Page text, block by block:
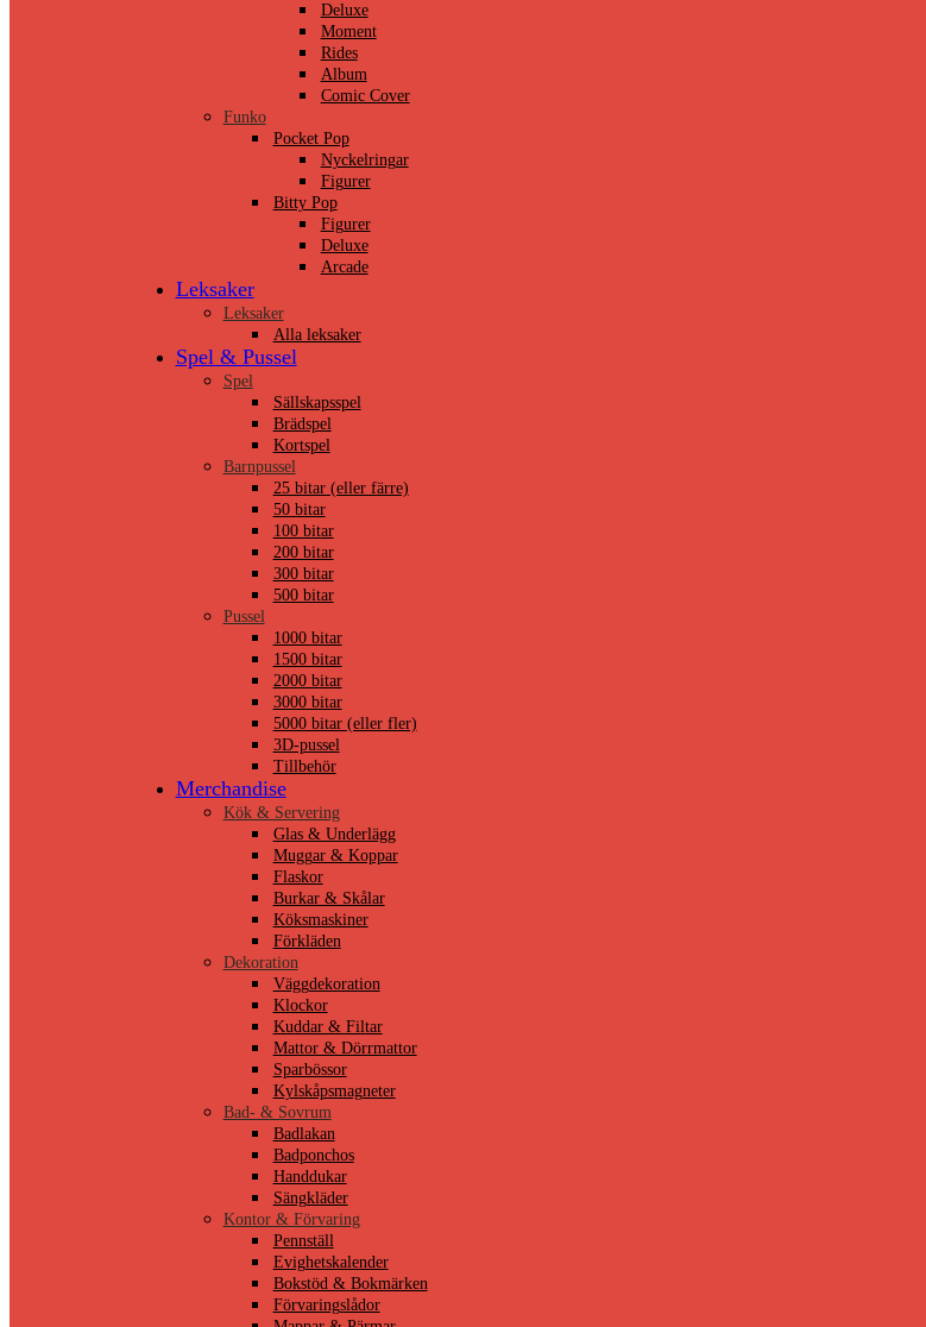
Deluxe
Moment
Rides
Album
Comic Cover
Funko
Pocket Pop
Nyckelringar
Figurer
Bitty Pop
Figurer
Deluxe
Arcade
Leksaker
Leksaker
Alla leksaker
Spel & Pussel
Spel
Sällskapsspel
Brädspel
Kortspel
Barnpussel
25 bitar (eller färre)
50 bitar
100 bitar
200 bitar
300 bitar
500 bitar
Pussel
1000 bitar
1500 bitar
2000 bitar
3000 bitar
5000 bitar (eller fler)
3D-pussel
Tillbehör
Merchandise
Kök & Servering
Glas & Underlägg
Muggar & Koppar
Flaskor
Burkar & Skålar
Köksmaskiner
Förkläden
Dekoration
Väggdekoration
Klockor
Kuddar & Filtar
Mattor & Dörrmattor
Sparbössor
Kylskåpsmagneter
Bad- & Sovrum
Badlakan
Badponchos
Handdukar
Sängkläder
Kontor & Förvaring
Pennställ
Evighetskalender
Bokstöd & Bokmärken
Förvaringslådor